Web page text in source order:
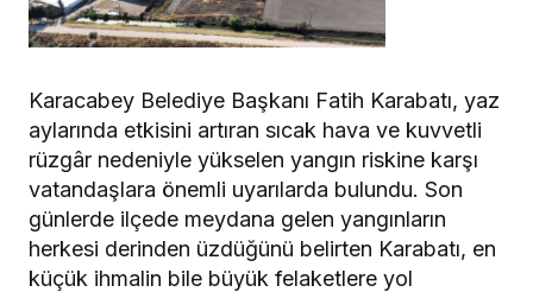
Karacabey Belediye Başkanı Fatih Karabatı, yaz
aylarında etkisini artıran sıcak hava ve kuvvetli
rüzgâr nedeniyle yükselen yangın riskine karşı
vatandaşlara önemli uyarılarda bulundu. Son
günlerde ilçede meydana gelen yangınların
herkesi derinden üzdüğünü belirten Karabatı, en
küçük ihmalin bile büyük felaketlere yol